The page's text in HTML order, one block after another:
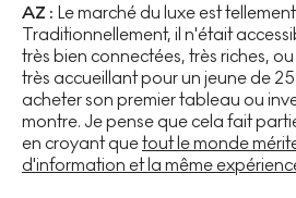
AZ : Le marché du luxe est
Traditionnellement, il n'était
très bien connectées, très riches,
très accueillant pour un jeune de
acheter son premier tableau ou
montre. Je pense que cela fait
en croyant quetout le monde
d'information et la même